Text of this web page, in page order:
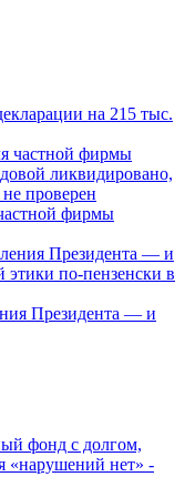
на 215 тыс.
фирмы
Президента — и